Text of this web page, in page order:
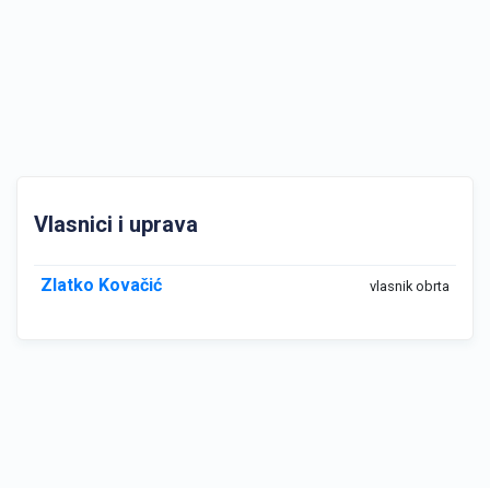
Vlasnici i uprava
Zlatko Kovačić vlasnik obrta